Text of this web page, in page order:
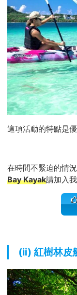
這項活動的特點是優
在時間不緊迫的情況
Bay Kayak請加入
(ii) 紅樹林皮